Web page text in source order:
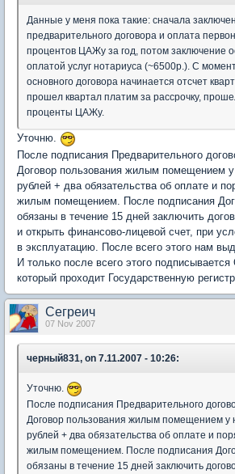
Данные у меня пока такие: сначала
предварительного договора и оплата
процентов ЦАЖу за год, потом заключение
оплатой услуг нотариуса (~6500р.). С
основного договора начинается отсчет
прошел квартал платим за рассрочку,
проценты ЦАЖу.
Уточню.
После подписания Предварительного
Договор пользования жилым помещением у
рублей + два обязательства об оплате и
жилым помещением. После подписания
обязаны в течение 15 дней заключить
и открыть финансово-лицевой счет, при
в эксплуатацию. После всего этого нам
И только после всего этого подписывается
который проходит Государственную
Сегреич
07 Nov 2007
черный831, on 7.11.2007 - 10:26:
Уточню.
После подписания Предварительного
Договор пользования жилым помещением у
рублей + два обязательства об оплате и
жилым помещением. После подписания
обязаны в течение 15 дней заключить